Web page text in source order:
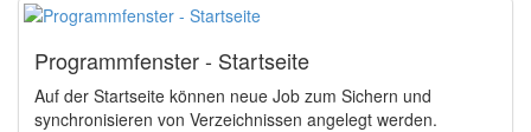
Programmfenster - Startseite
Auf der Startseite können neue Job zum Sichern und
synchronisieren von Verzeichnissen angelegt werden.